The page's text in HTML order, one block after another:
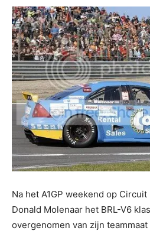
Na het A1GP weekend op
Donald Molenaar het BRL-V6
overgenomen van zijn